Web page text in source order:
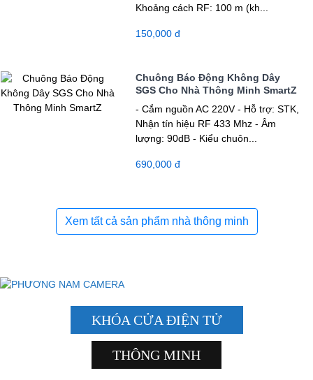
Khoảng cách RF: 100 m (kh...
150,000 đ
Chuông Báo Động Không Dây
SGS Cho Nhà Thông Minh SmartZ
- Cắm nguồn AC 220V - Hỗ trợ: STK,
Nhận tín hiệu RF 433 Mhz - Âm
lượng: 90dB - Kiểu chuôn...
690,000 đ
Xem tất cả sản phẩm nhà thông minh
KHÓA CỬA ĐIỆN TỬ
THÔNG MINH